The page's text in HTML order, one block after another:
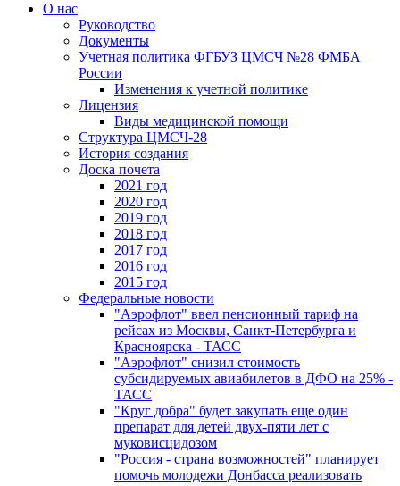
О нас
Руководство
Документы
Учетная политика ФГБУЗ ЦМСЧ №28 ФМБА
России
Изменения к учетной политике
Лицензия
Виды медицинской помощи
Структура ЦМСЧ-28
История создания
Доска почета
2021 год
2020 год
2019 год
2018 год
2017 год
2016 год
2015 год
Федеральные новости
"Аэрофлот" ввел пенсионный тариф на
рейсах из Москвы, Санкт-Петербурга и
Красноярска - ТАСС
"Аэрофлот" снизил стоимость
субсидируемых авиабилетов в ДФО на 25% -
ТАСС
"Круг добра" будет закупать еще один
препарат для детей двух-пяти лет с
муковисцидозом
"Россия - страна возможностей" планирует
помочь молодежи Донбасса реализовать